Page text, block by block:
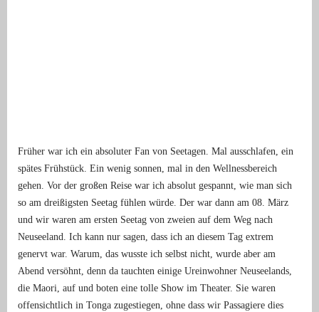
Früher war ich ein absoluter Fan von Seetagen. Mal ausschlafen, ein
spätes Frühstück. Ein wenig sonnen, mal in den Wellnessbereich
gehen. Vor der großen Reise war ich absolut gespannt, wie man sich
so am dreißigsten Seetag fühlen würde. Der war dann am 08. März
und wir waren am ersten Seetag von zweien auf dem Weg nach
Neuseeland. Ich kann nur sagen, dass ich an diesem Tag extrem
genervt war. Warum, das wusste ich selbst nicht, wurde aber am
Abend versöhnt, denn da tauchten einige Ureinwohner Neuseelands,
die Maori, auf und boten eine tolle Show im Theater. Sie waren
offensichtlich in Tonga zugestiegen, ohne dass wir Passagiere dies